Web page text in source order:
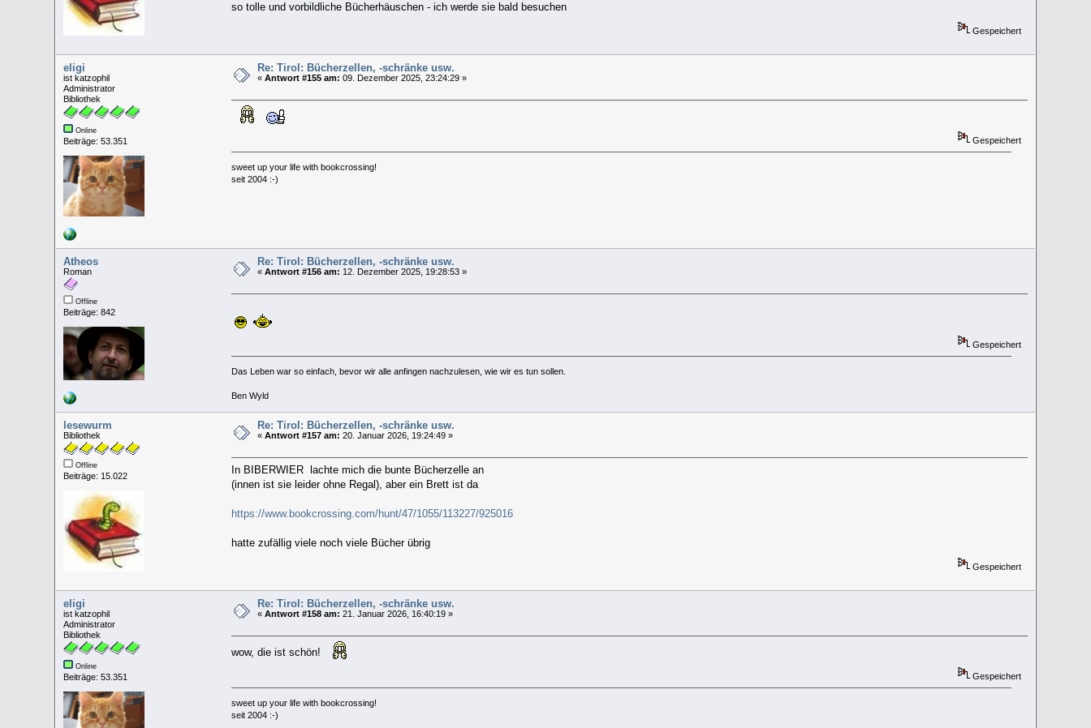
so tolle und vorbildliche Bücherhäuschen - ich werde sie bald besuchen
Gespeichert
eligi
ist katzophil
Administrator
Bibliothek
Online
Beiträge: 53.351
Re: Tirol: Bücherzellen, -schränke usw.
«Antwort #155 am: 09. Dezember 2025, 23:24:29 »
Gespeichert
sweet up your life with bookcrossing!
seit 2004 :-)
Atheos
Roman
Offline
Beiträge: 842
Re: Tirol: Bücherzellen, -schränke usw.
«Antwort #156 am: 12. Dezember 2025, 19:28:53 »
Gespeichert
Das Leben war so einfach, bevor wir alle anfingen nachzulesen, wie wir es tun sollen.
Ben Wyld
lesewurm
Bibliothek
Offline
Beiträge: 15.022
Re: Tirol: Bücherzellen, -schränke usw.
«Antwort #157 am: 20. Januar 2026, 19:24:49 »
In BIBERWIER lachte mich die bunte Bücherzelle an
(innen ist sie leider ohne Regal), aber ein Brett ist da
https://www.bookcrossing.com/hunt/47/1055/113227/925016
hatte zufällig viele noch viele Bücher übrig
Gespeichert
eligi
ist katzophil
Administrator
Bibliothek
Online
Beiträge: 53.351
Re: Tirol: Bücherzellen, -schränke usw.
«Antwort #158 am: 21. Januar 2026, 16:40:19 »
wow, die ist schön!
Gespeichert
sweet up your life with bookcrossing!
seit 2004 :-)